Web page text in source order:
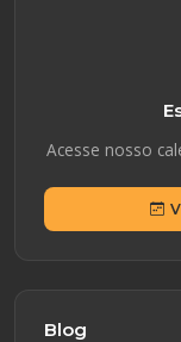
Acesse nosso
Blog